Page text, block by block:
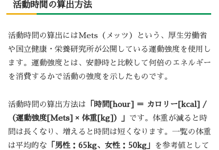
活動時間の算出方法
活動時間の算出にはMets（メッツ）という、厚生労働省
や国立健康・栄養研究所が公開している運動強度を使用し
ます。運動強度とは、安静時と比較して何倍のエネルギー
を消費するかで活動の強度を示したものです。
活動時間の算出方法は 「時間[hour] ＝ カロリー[kcal] /
（運動強度[Mets] × 体重[kg]）」 です。体重が減ると時
間は長くなり、増えると時間は短くなります。一覧の体重
は平均的な 「男性：65kg、女性：50kg」
を参考値として